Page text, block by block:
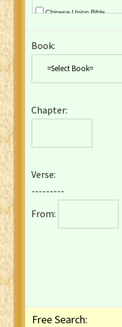
Chinese Union Bible
Czech Kralicka Bible
English YLT 1898 Bible
French Darby Bible
French Louis Segond Bible
Gaelic (Manx) Selections
Gaelic (Scottish) Mark
Book:
Chapter:
Verse:
---------
From:
Free Search: